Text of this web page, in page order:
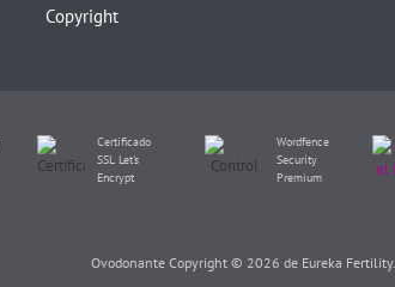
Copyright
Certificado
SSL Let's
Encrypt
Wordfence
Security
Premium
Ovodonante Copyright © 2026 de Eureka Fertility.